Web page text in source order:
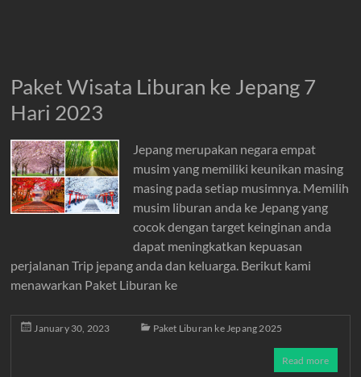
Paket Wisata Liburan ke Jepang 7
Hari 2023
Jepang merupakan negara empat
musim yang memiliki keunikan masing
masing pada setiap musimnya. Memilih
musim liburan anda ke Jepang yang
cocok dengan target keinginan anda
dapat meningkatkan kepuasan
perjalanan Trip jepang anda dan keluarga. Berikut kami
menawarkan Paket Liburan ke
January 30, 2023 Paket Liburan ke Jepang 2025
Read more